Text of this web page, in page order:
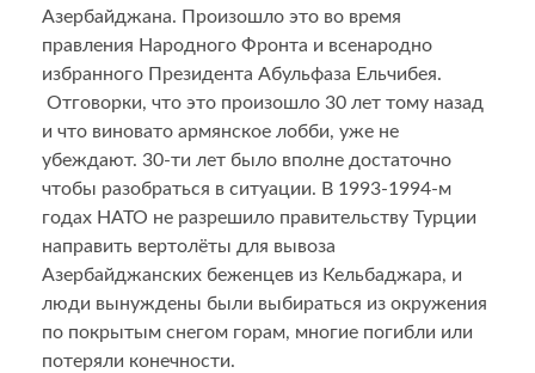
Азербайджана. Произошло это во время
правления Народного Фронта и всенародно
избранного Президента Абульфаза Ельчибея.
Отговорки, что это произошло 30 лет тому назад
и что виновато армянское лобби, уже не
убеждают. 30-ти лет было вполне достаточно
чтобы разобраться в ситуации. В 1993-1994-м
годах НАТО не разрешило правительству Турции
направить вертолёты для вывоза
Азербайджанских беженцев из Кельбаджара, и
люди вынуждены были выбираться из окружения
по покрытым снегом горам, многие погибли или
потеряли конечности.